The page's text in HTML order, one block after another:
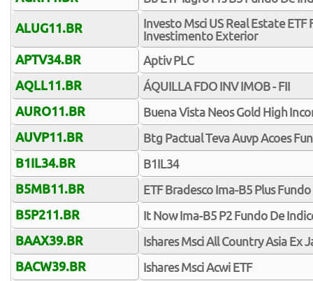
ALUG11.BR
Investo Msci US Real Estate
Investimento Exterior
APTV34.BR
Aptiv PLC
AQLL11.BR
ÁQUILLA FDO INV IMOB - FII
AURO11.BR
Buena Vista Neos Gold High
AUVP11.BR
Btg Pactual Teva Auvp Acoes
B1IL34.BR
B1IL34
B5MB11.BR
ETF Bradesco Ima-B5 Plus
B5P211.BR
It Now Ima-B5 P2 Fundo De
BAAX39.BR
Ishares Msci All Country Asia Ex
BACW39.BR
Ishares Msci Acwi ETF